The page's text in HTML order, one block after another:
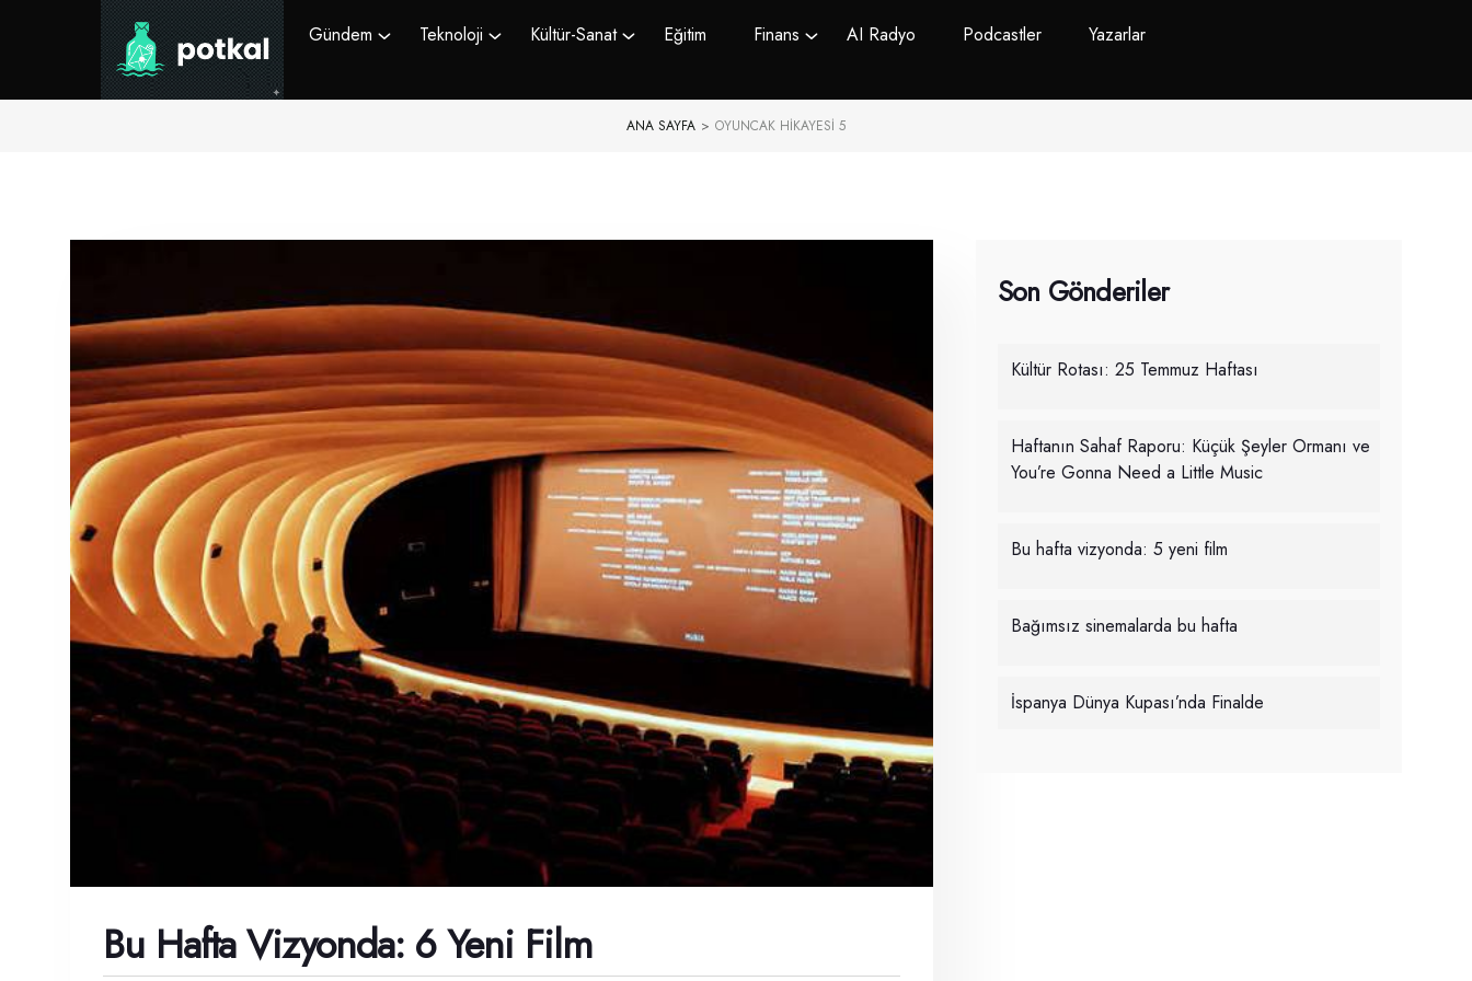
Gündem Teknoloji Kültür-Sanat Eğitim Finans AI Radyo Podcastler Yazarlar
ANA SAYFA > OYUNCAK HIKAYESI 5
Bu Hafta Vizyonda: 6 Yeni Film
Son Gönderiler
Kültür Rotası: 25 Temmuz Haftası
Haftanın Sahaf Raporu: Küçük Şeyler Ormanı ve
You’re Gonna Need a Little Music
Bu hafta vizyonda: 5 yeni film
Bağımsız sinemalarda bu hafta
İspanya Dünya Kupası’nda Finalde